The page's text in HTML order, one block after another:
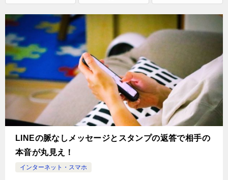
LINEの脈なしメッセージとスタンプの返答で相手の
本音が丸見え！
インターネット・スマホ